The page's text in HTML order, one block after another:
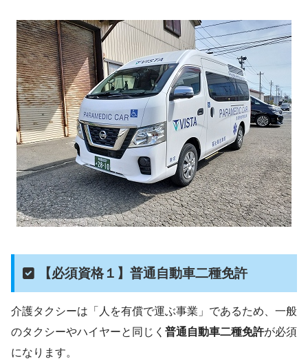
【必須資格１】普通自動車二種免許
介護タクシーは「人を有償で運ぶ事業」であるため、一般
のタクシーやハイヤーと同じく 普通自動車二種免許が必須
になります。